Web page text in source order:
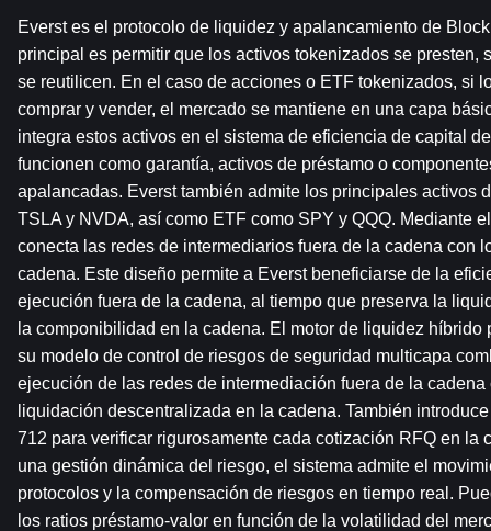
Everst es el protocolo de liquidez y apalancamiento de
principal es permitir que los activos tokenizados se presten,
se reutilicen. En el caso de acciones o ETF tokenizados, si
comprar y vender, el mercado se mantiene en una capa
integra estos activos en el sistema de eficiencia de capital
funcionen como garantía, activos de préstamo o
apalancadas. Everst también admite los principales activos
TSLA y NVDA, así como ETF como SPY y QQQ. Mediante
conecta las redes de intermediarios fuera de la cadena con
cadena. Este diseño permite a Everst beneficiarse de la
ejecución fuera de la cadena, al tiempo que preserva la
la componibilidad en la cadena. El motor de liquidez híbrido
su modelo de control de riesgos de seguridad multicapa
ejecución de las redes de intermediación fuera de la
liquidación descentralizada en la cadena. También
712 para verificar rigurosamente cada cotización RFQ en la
una gestión dinámica del riesgo, el sistema admite el
protocolos y la compensación de riesgos en tiempo real.
los ratios préstamo-valor en función de la volatilidad del